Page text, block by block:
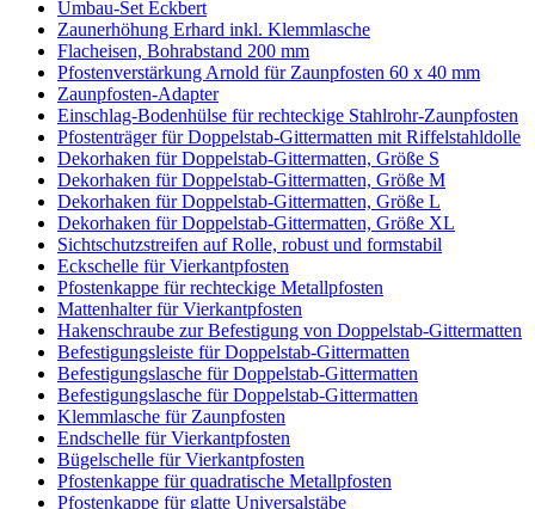
Umbau-Set Eckbert
Zaunerhöhung Erhard inkl. Klemmlasche
Flacheisen, Bohrabstand 200 mm
Pfostenverstärkung Arnold für Zaunpfosten 60 x 40 mm
Zaunpfosten-Adapter
Einschlag-Bodenhülse für rechteckige Stahlrohr-Zaunpfosten
Pfostenträger für Doppelstab-Gittermatten mit Riffelstahldolle
Dekorhaken für Doppelstab-Gittermatten, Größe S
Dekorhaken für Doppelstab-Gittermatten, Größe M
Dekorhaken für Doppelstab-Gittermatten, Größe L
Dekorhaken für Doppelstab-Gittermatten, Größe XL
Sichtschutzstreifen auf Rolle, robust und formstabil
Eckschelle für Vierkantpfosten
Pfostenkappe für rechteckige Metallpfosten
Mattenhalter für Vierkantpfosten
Hakenschraube zur Befestigung von Doppelstab-Gittermatten
Befestigungsleiste für Doppelstab-Gittermatten
Befestigungslasche für Doppelstab-Gittermatten
Befestigungslasche für Doppelstab-Gittermatten
Klemmlasche für Zaunpfosten
Endschelle für Vierkantpfosten
Bügelschelle für Vierkantpfosten
Pfostenkappe für quadratische Metallpfosten
Pfostenkappe für glatte Universalstäbe